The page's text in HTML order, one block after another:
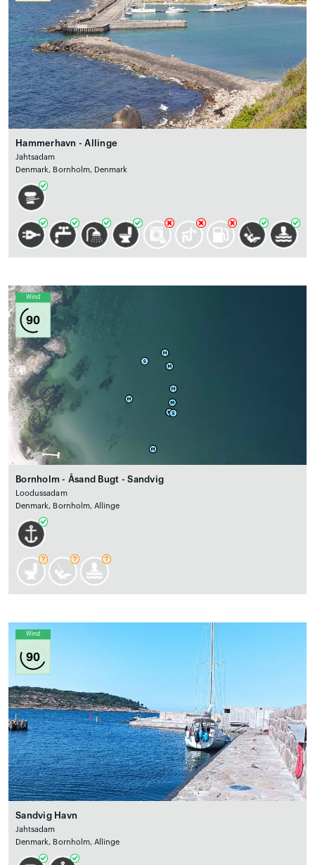
Hammerhavn - Allinge
Jahtsadam
Denmark, Bornholm, Denmark
Wind
90
Bornholm - Åsand Bugt - Sandvig
Loodussadam
Denmark, Bornholm, Allinge
Wind
90
Sandvig Havn
Jahtsadam
Denmark, Bornholm, Allinge